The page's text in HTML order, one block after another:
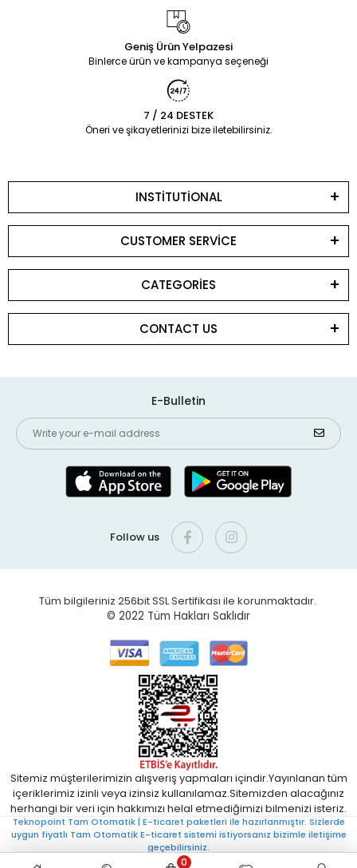
Geniş Ürün Yelpazesi
Binlerce ürün ve kampanya seçeneği
7 / 24 DESTEK
Öneri ve şikayetlerinizi bize iletebilirsiniz.
INSTİTUTİONAL
CUSTOMER SERVİCE
CATEGORİES
CONTACT US
E-Bulletin
Follow us
Tüm bilgileriniz 256bit SSL Sertifikası ile korunmaktadır.
© 2022 Tüm Hakları Saklıdır
Sitemiz müşterilerimizin alışveriş yapmaları içindir.Yayınlanan tüm
içeriklerimiz izinli veya izinsiz kullanılamaz.Sitemizden alacağınız
herhangi bir veri için hakkımızı helal etmediğimizi bilmenizi isteriz.
0
Teknopoint Tam Otomatik | E-ticaret paketleri ile hazırlanmıştır. Sizlerde
uygun fiyatlı Tam Otomatik E-ticaret sistemi istiyorsanız bizimle iletişime
geçebilirsiniz.